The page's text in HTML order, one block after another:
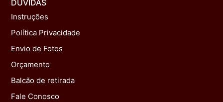
DÚVIDAS
Instruções
Política Privacidade
Envio de Fotos
Orçamento
Balcão de retirada
Fale Conosco